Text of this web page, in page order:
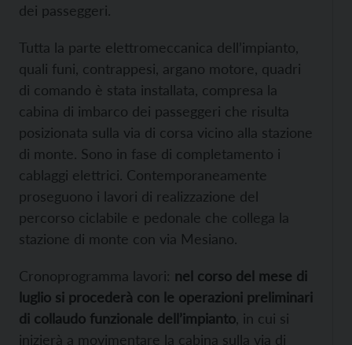
dei passeggeri.
Tutta la parte elettromeccanica dell’impianto,
quali funi, contrappesi, argano motore, quadri
di comando è stata installata, compresa la
cabina di imbarco dei passeggeri che risulta
posizionata sulla via di corsa vicino alla stazione
di monte. Sono in fase di completamento i
cablaggi elettrici. Contemporaneamente
proseguono i lavori di realizzazione del
percorso ciclabile e pedonale che collega la
stazione di monte con via Mesiano.
Cronoprogramma lavori: nel corso del mese di
luglio si procederà con le operazioni preliminari
di collaudo funzionale dell’impianto , in cui si
inizierà a movimentare la cabina sulla via di